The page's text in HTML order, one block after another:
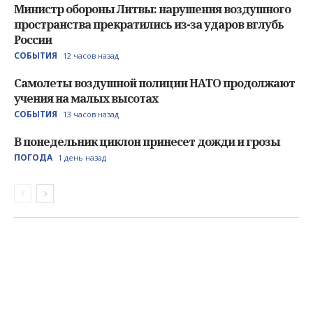
Министр обороны Литвы: нарушения воздушного
пространства прекратились из-за ударов вглубь
России
СОБЫТИЯ 12 часов назад
Cамолеты воздушной полиции НАТО продолжают
учения на малых высотах
СОБЫТИЯ 13 часов назад
В понедельник циклон принесет дожди и грозы
ПОГОДА 1 день назад